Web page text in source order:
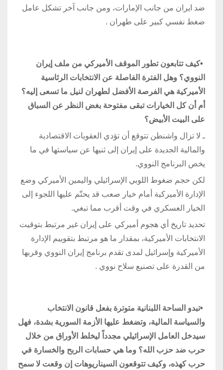
ضد ايران من جانب الإمارات، ومن جانب آخر تشكل عامل
ضغط نفسي كبير على طهران .
•كيف تتابعون تطور الموقف الأميركي من ملف إيران
النووي؟ وهل الفترة الفاصلة عن الانتخابات الرئاسية
الأميركية هي الفرصة الأفضل لطهران لنيل ما تسعى إليه؟
أم أن كل الخيارات تبقى مفتوحة بغض النظر عن السباق
على البيت الأبيض؟
ـ لا تزال واشنطن تتوقع أن تؤدي العقوبات الاقتصادية
والمالية الجديدة على إيران إلى ثنيها عن سياستها في ما
يخص البرنامج النووي.
لكن حجم ضغوط اللوبي الإسرائيلي واليمين الأميركي وضع
الإدارة الأميركية أمام خيار صعب قد يحتّم عليها اللجوء إلى
الخيار العسكري في وقت أقرب مما تبغي.
تحديد تاريخ أي هجوم أميركي على إيران غير مرتبط بتوقيت
الانتخابات الأميركية، بمقدار ما هو مرتبط بتقوييم الإدارة
الأميركية وإسرائيل لمدى تقدم برنامج إيران النووي وقربها
من القدرة على تصنيع سلاح نووي .
•تبدو الساحة اللبنانية متوترة بفعل قانون الانتخاب
والسياسة المالية، وتضغط عليها الأزمة السورية بشدة، فهل
سيدخل العامل الإسرائيلي مجدداً ليخلط الأوراق من خلال
حرب ضد حزب الله؟ وما هي حسابات الربح والخسارة في
حرب كهذه، وكيف تتوقعون السيناريوهات إن وقعت لا سمح